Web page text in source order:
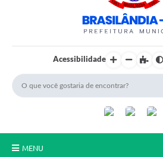
Acessibilidade
MENU